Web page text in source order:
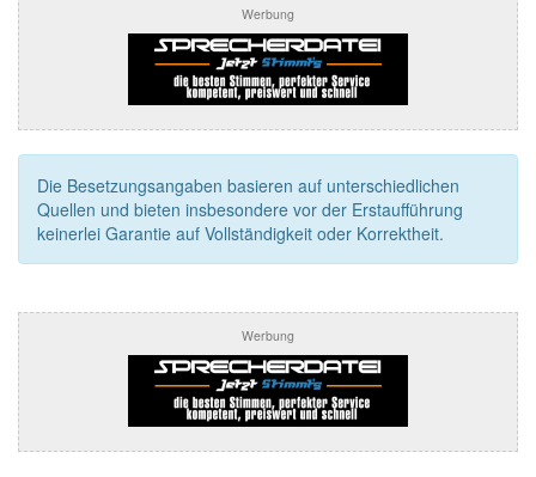
Werbung
Die Besetzungsangaben basieren auf unterschiedlichen
Quellen und bieten insbesondere vor der Erstaufführung
keinerlei Garantie auf Vollständigkeit oder Korrektheit.
Werbung